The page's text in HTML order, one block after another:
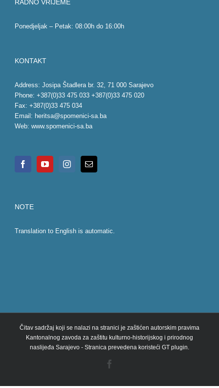
RADNO VRIJEME
Ponedjeljak – Petak: 08:00h do 16:00h
KONTAKT
Address: Josipa Štadlera br. 32, 71 000 Sarajevo
Phone: +387(0)33 475 033 +387(0)33 475 020
Fax: +387(0)33 475 034
Email: heritsa@spomenici-sa.ba
Web: www.spomenici-sa.ba
NOTE
Translation to English is automatic.
Čitav sadržaj koji se nalazi na stranici je zaštićen autorskim pravima
Kantonalnog zavoda za zaštitu kulturno-historijskog i prirodnog
naslijeđa Sarajevo - Stranica prevedena koristeći GT plugin.